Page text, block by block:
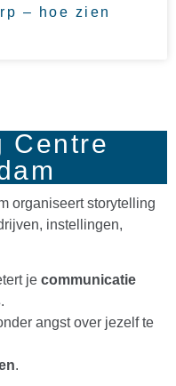
– hoe zien
Centre
organiseert storytelling
instellingen,
je communicatie
.
angst over jezelf te
.